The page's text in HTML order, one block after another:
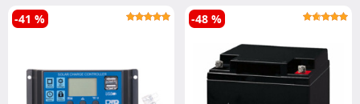
-41 % -48 %